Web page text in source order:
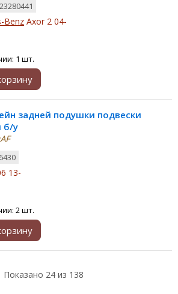
Benz Axor 2 04-
1 шт.
задней подушки подвески
б/у
13-
2 шт.
Показано 24из 138